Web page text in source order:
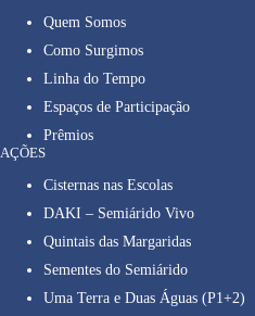
Quem Somos
Como Surgimos
Linha do Tempo
Espaços de Participação
Prêmios
AÇÕES
Cisternas nas Escolas
DAKI – Semiárido Vivo
Quintais das Margaridas
Sementes do Semiárido
Uma Terra e Duas Águas (P1+2)